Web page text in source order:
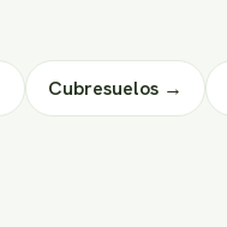
Cubresuelos →